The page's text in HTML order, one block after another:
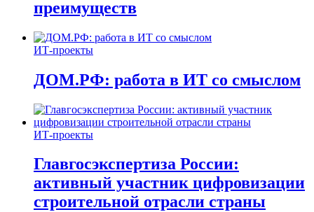
преимуществ
ИТ-проекты
ДОМ.РФ: работа в ИТ со смыслом
ИТ-проекты
Главгосэкспертиза России:
активный участник цифровизации
строительной отрасли страны